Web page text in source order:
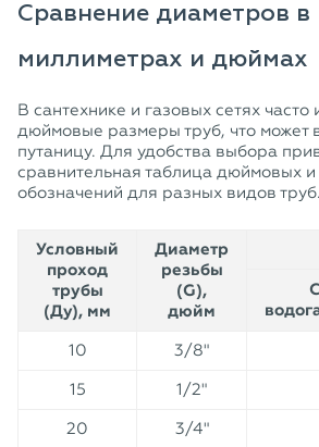
Сравнение диаметров в
миллиметрах и дюймах
В сантехнике и газовых сетях часто
дюймовые размеры труб, что может
путаницу. Для удобства выбора
сравнительная таблица дюймовых
обозначений для разных видов труб.
Условный
проход
трубы
(Ду), мм
Диаметр
резьбы
(G),
дюйм
10 3/8"
15
1/2"
20
3/4"